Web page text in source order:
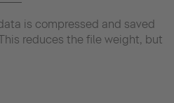
is compressed and saved
reduces the file weight, but